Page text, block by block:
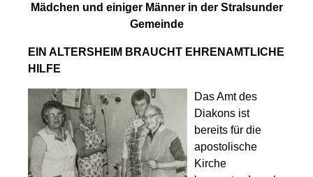
Mädchen und einiger Männer in der Stralsunder
Gemeinde
EIN ALTERSHEIM BRAUCHT EHRENAMTLICHE
HILFE
Das Amt des
Diakons ist
bereits für die
apostolische
Kirche